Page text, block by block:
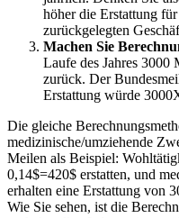
höher die Erstattung
zurückgelegten
Machen Sie
Laufe des Jahres
zurück. Der
Erstattung würde
Die gleiche
medizinische/umziehende
Meilen als Beispiel:
0,14$=420$ erstatten, und
erhalten eine Erstattung von
Wie Sie sehen, ist die